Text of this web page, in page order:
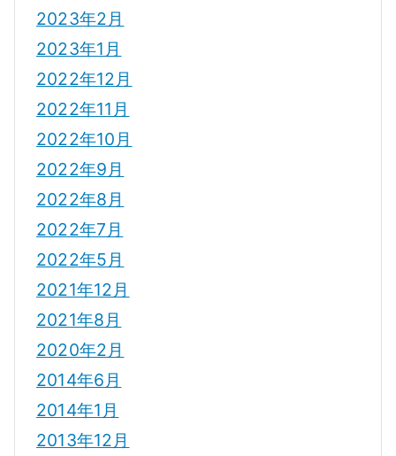
2023年2月
2023年1月
2022年12月
2022年11月
2022年10月
2022年9月
2022年8月
2022年7月
2022年5月
2021年12月
2021年8月
2020年2月
2014年6月
2014年1月
2013年12月